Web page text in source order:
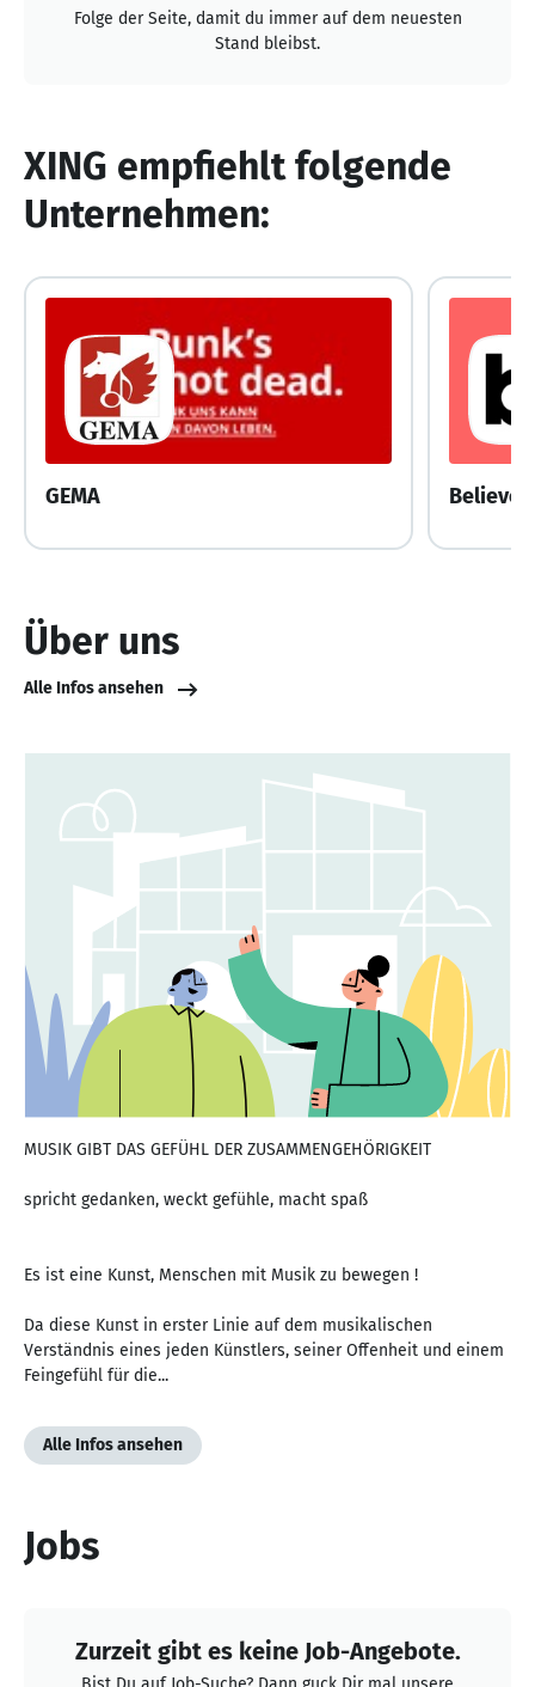
Folge der Seite, damit du immer auf dem neuesten
Stand bleibst.
XING empfiehlt folgende
Unternehmen:
GEMA Believe
Über uns
Alle Infos ansehen
MUSIK GIBT DAS GEFÜHL DER ZUSAMMENGEHÖRIGKEIT
spricht gedanken, weckt gefühle, macht spaß
Es ist eine Kunst, Menschen mit Musik zu bewegen !
Da diese Kunst in erster Linie auf dem musikalischen
Verständnis eines jeden Künstlers, seiner Offenheit und einem
Feingefühl für die...
Alle Infos ansehen
Jobs
Zurzeit gibt es keine Job-Angebote.